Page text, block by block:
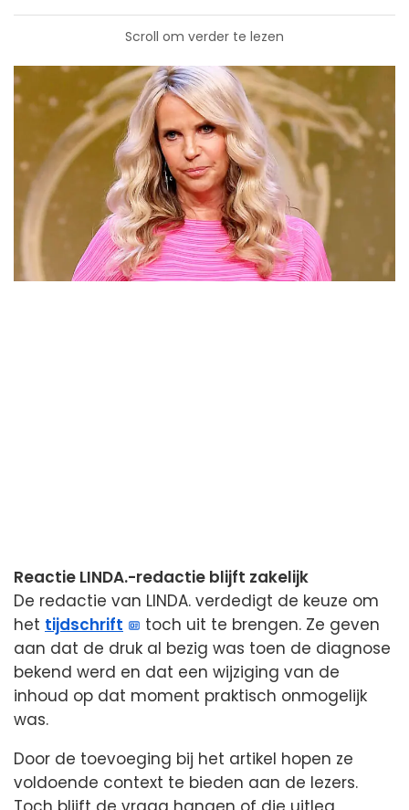
Scroll om verder te lezen
Reactie LINDA.-redactie blijft zakelijk
De redactie van LINDA. verdedigt de keuze om
het tijdschrift
toch uit te brengen. Ze geven
aan dat de druk al bezig was toen de diagnose
bekend werd en dat een wijziging van de
inhoud op dat moment praktisch onmogelijk
was.
Door de toevoeging bij het artikel hopen ze
voldoende context te bieden aan de lezers.